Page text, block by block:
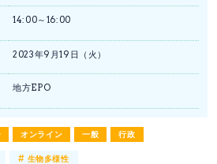
オンライン 一般 行政
14:00～16:00
2023年9月19日（火）
地方EPO
# 生物多様性